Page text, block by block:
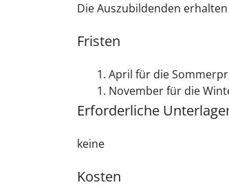
Die Auszubildenden
Fristen
1. April für die
1. November für die
Erforderliche
keine
Kosten